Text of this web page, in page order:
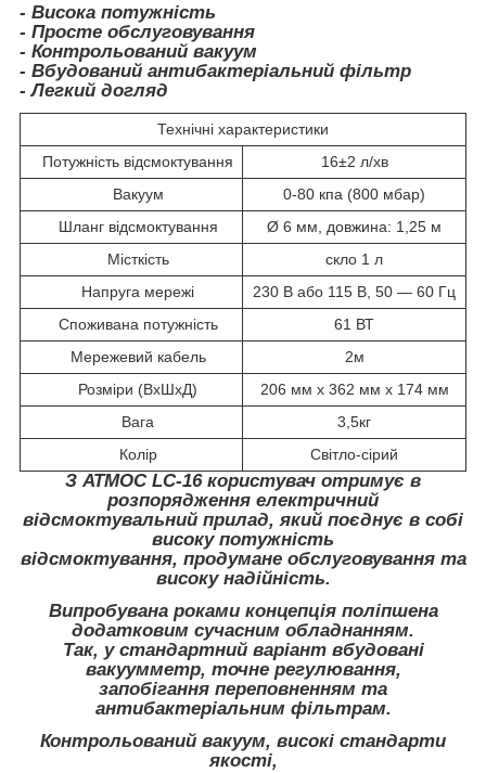
- Висока потужність
- Просте обслуговування
- Контрольований вакуум
- Вбудований антибактеріальний фільтр
- Легкий догляд
Технічні характеристики
Потужність відсмоктування
16±2 л/хв
Вакуум
0-80 кпа (800 мбар)
Шланг відсмоктування
Ø 6 мм, довжина: 1,25 м
Місткість
скло 1 л
Напруга мережі
230 B або 115 B, 50 — 60 Гц
Споживана потужність
61 ВТ
Мережевий кабель
2м
Розміри (ВхШхД)
206 мм х 362 мм х 174 мм
Вага
3,5кг
Колір
Світло-сірий
З АТМОС LC-16 користувач отримує в
розпорядження електричний
відсмоктувальний прилад, який поєднує в собі
високу потужність
відсмоктування, продумане обслуговування та
високу надійність.
Випробувана роками концепція поліпшена
додатковим сучасним обладнанням.
Так, у стандартний варіант вбудовані
вакуумметр, точне регулювання,
запобігання переповненням та
антибактеріальним фільтрам.
Контрольований вакуум, високі стандарти
якості,